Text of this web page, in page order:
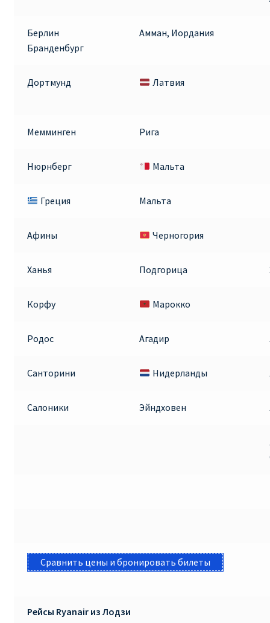
Берлин
Бранденбург
Амман, Иордания
Дортмунд Латвия
Мемминген Рига
Нюрнберг Мальта
Греция Мальта
Афины Черногория
Ханья Подгорица
Корфу Марокко
Родос Агадир
Санторини Нидерланды
Салоники Эйндховен
Сравнить цены и бронировать билеты
Рейсы Ryanair из Лодзи